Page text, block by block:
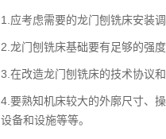
1.应考虑需要的龙门刨铣床安装
2.龙门刨铣床基础要有足够的强
3.在改造龙门刨铣床的技术协议
4.要熟知机床较大的外廓尺寸、
设备和设施等等。